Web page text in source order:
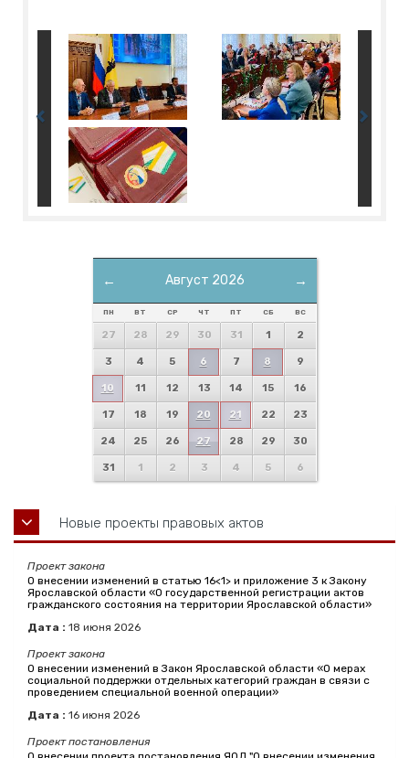
← →
Август 2026
ПН ВТ СР ЧТ ПТ СБ ВС
27 28 29 30 31 1 2
3 4 5 6 7 8 9
10 11 12 13 14 15 16
17 18 19 20 21 22 23
24 25 26 27 28 29 30
31 1 2 3 4 5 6
Новые проекты правовых актов
Проект закона
О внесении изменений в статью 16<1> и приложение 3 к Закону
Ярославской области «О государственной регистрации актов
гражданского состояния на территории Ярославской области»
Дата : 18 июня 2026
Проект закона
О внесении изменений в Закон Ярославской области «О мерах
социальной поддержки отдельных категорий граждан в связи с
проведением специальной военной операции»
Дата : 16 июня 2026
Проект постановления